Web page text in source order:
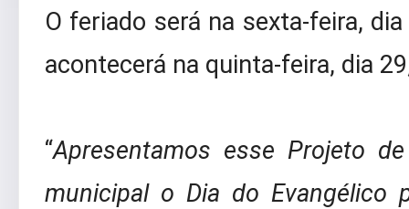
O feriado será na sexta-feira,
acontecerá na quinta-feira, dia
“Apresentamos esse Projeto
municipal o Dia do Evangélico